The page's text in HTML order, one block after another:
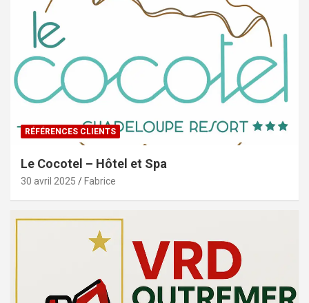
RÉFÉRENCES CLIENTS
Le Cocotel – Hôtel et Spa
30 avril 2025 Fabrice